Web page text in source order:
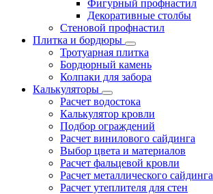
Фигурный профнастил
Декоративные столбы
Стеновой профнастил
Плитка и бордюры
Тротуарная плитка
Бордюрный камень
Колпаки для забора
Калькуляторы
Расчет водостока
Калькулятор кровли
Подбор ограждений
Расчет винилового сайдинга
Выбор цвета и материалов
Расчет фальцевой кровли
Расчет металлического сайдинга
Расчет утеплителя для стен